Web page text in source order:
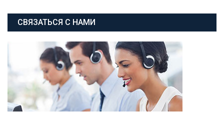
СВЯЗАТЬСЯ С НАМИ